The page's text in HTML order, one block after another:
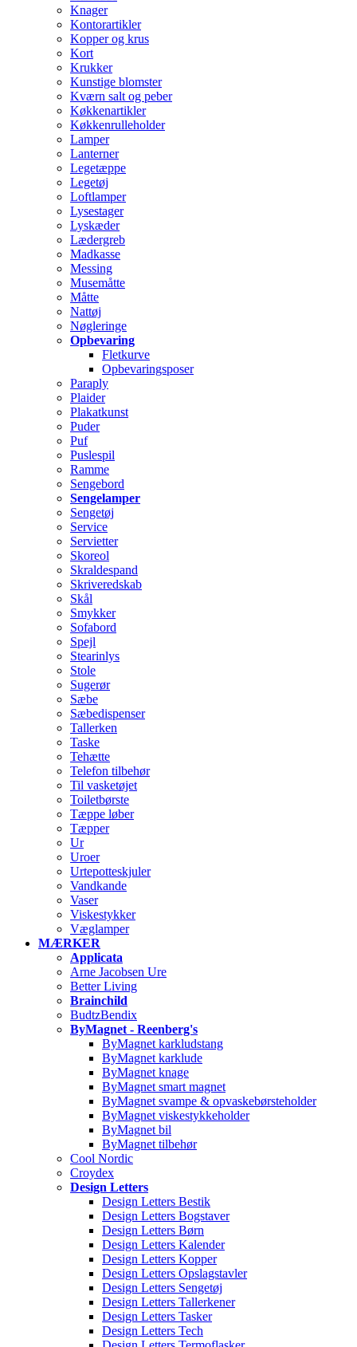
Knager
Kontorartikler
Kopper og krus
Kort
Krukker
Kunstige blomster
Kværn salt og peber
Køkkenartikler
Køkkenrulleholder
Lamper
Lanterner
Legetæppe
Legetøj
Loftlamper
Lysestager
Lyskæder
Lædergreb
Madkasse
Messing
Musemåtte
Måtte
Nattøj
Nøgleringe
Opbevaring
Fletkurve
Opbevaringsposer
Paraply
Plaider
Plakatkunst
Puder
Puf
Puslespil
Ramme
Sengebord
Sengelamper
Sengetøj
Service
Servietter
Skoreol
Skraldespand
Skriveredskab
Skål
Smykker
Sofabord
Spejl
Stearinlys
Stole
Sugerør
Sæbe
Sæbedispenser
Tallerken
Taske
Tehætte
Telefon tilbehør
Til vasketøjet
Toiletbørste
Tæppe løber
Tæpper
Ur
Uroer
Urtepotteskjuler
Vandkande
Vaser
Viskestykker
Væglamper
MÆRKER
Applicata
Arne Jacobsen Ure
Better Living
Brainchild
BudtzBendix
ByMagnet - Reenberg's
ByMagnet karkludstang
ByMagnet karklude
ByMagnet knage
ByMagnet smart magnet
ByMagnet svampe & opvaskebørsteholder
ByMagnet viskestykkeholder
ByMagnet bil
ByMagnet tilbehør
Cool Nordic
Croydex
Design Letters
Design Letters Bestik
Design Letters Bogstaver
Design Letters Børn
Design Letters Kalender
Design Letters Kopper
Design Letters Opslagstavler
Design Letters Sengetøj
Design Letters Tallerkener
Design Letters Tasker
Design Letters Tech